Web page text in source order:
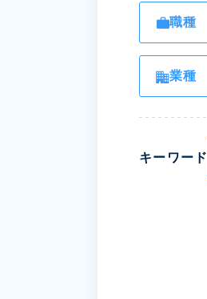
職種
業種
キーワード